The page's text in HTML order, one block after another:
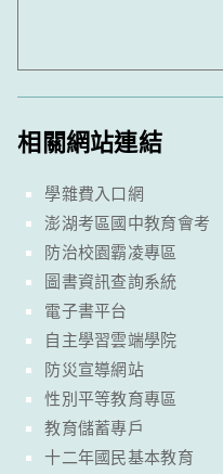
相關網站連結
學雜費入口網
澎湖考區國中教育會考
防治校園霸凌專區
圖書資訊查詢系統
電子書平台
自主學習雲端學院
防災宣導網站
性別平等教育專區
教育儲蓄專戶
十二年國民基本教育